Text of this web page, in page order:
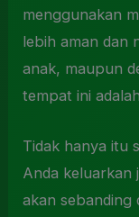
menggunakan
lebih aman dan
anak, maupun
tempat ini
Tidak hanya itu
Anda keluarkan
akan sebanding